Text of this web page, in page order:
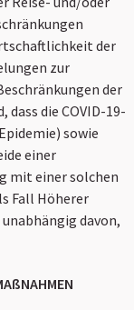
der
zur
der
die COVID-19-
sowie
einer
mit einer solchen
Fall Höherer
davon,